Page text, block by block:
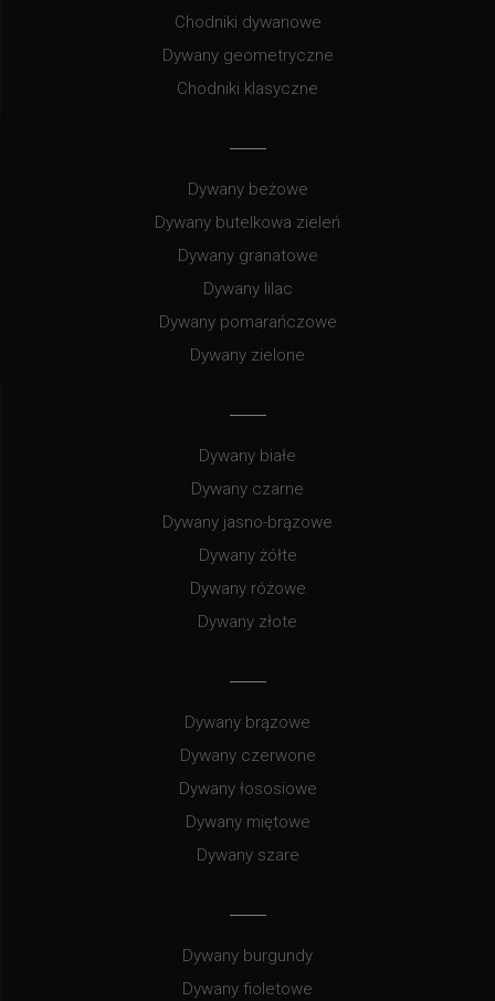
Chodniki dywanowe
Dywany geometryczne
Chodniki klasyczne
Dywany beżowe
Dywany butelkowa zieleń
Dywany granatowe
Dywany lilac
Dywany pomarańczowe
Dywany zielone
Dywany białe
Dywany czarne
Dywany jasno-brązowe
Dywany żółte
Dywany różowe
Dywany złote
Dywany brązowe
Dywany czerwone
Dywany łososiowe
Dywany miętowe
Dywany szare
Dywany burgundy
Dywany fioletowe